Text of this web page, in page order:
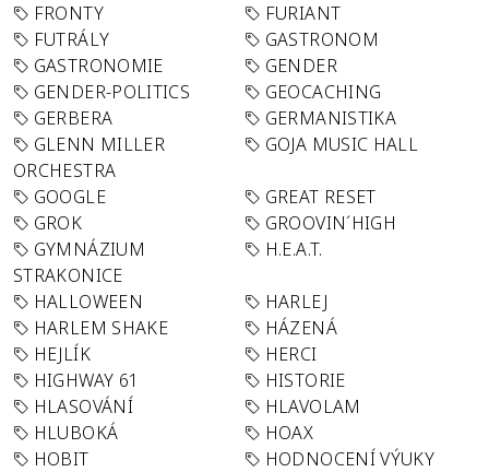
FRONTY
FURIANT
FUTRÁLY
GASTRONOM
GASTRONOMIE
GENDER
GENDER-POLITICS
GEOCACHING
GERBERA
GERMANISTIKA
GLENN MILLER
ORCHESTRA
GOJA MUSIC HALL
GOOGLE
GREAT RESET
GROK
GROOVIN´HIGH
GYMNÁZIUM
STRAKONICE
H.E.A.T.
HALLOWEEN
HARLEJ
HARLEM SHAKE
HÁZENÁ
HEJLÍK
HERCI
HIGHWAY 61
HISTORIE
HLASOVÁNÍ
HLAVOLAM
HLUBOKÁ
HOAX
HOBIT
HODNOCENÍ VÝUKY